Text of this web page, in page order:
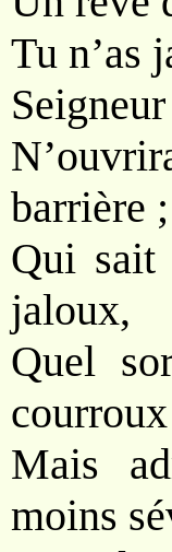
Tu n’as
barrière ;
Qui sait
jaloux,
Quel
Mais
moins